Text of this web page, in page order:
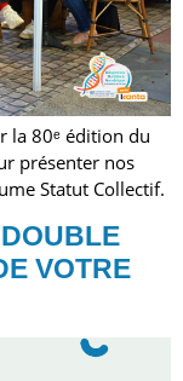
la 80ᵉ édition du
présenter nos
Statut Collectif.
VOTRE